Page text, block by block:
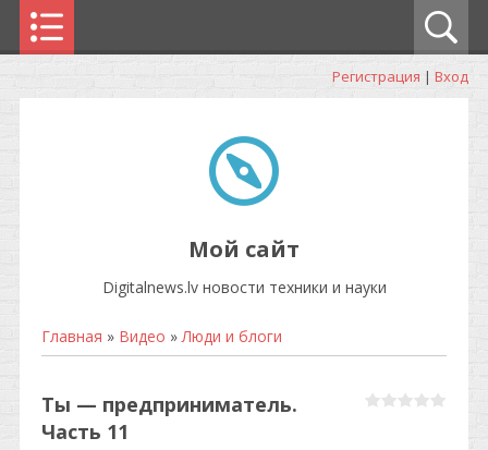
Регистрация | Вход
Мой сайт
Digitalnews.lv новости техники и науки
Главная » Видео »Люди и блоги
Ты — предприниматель.
Часть 11